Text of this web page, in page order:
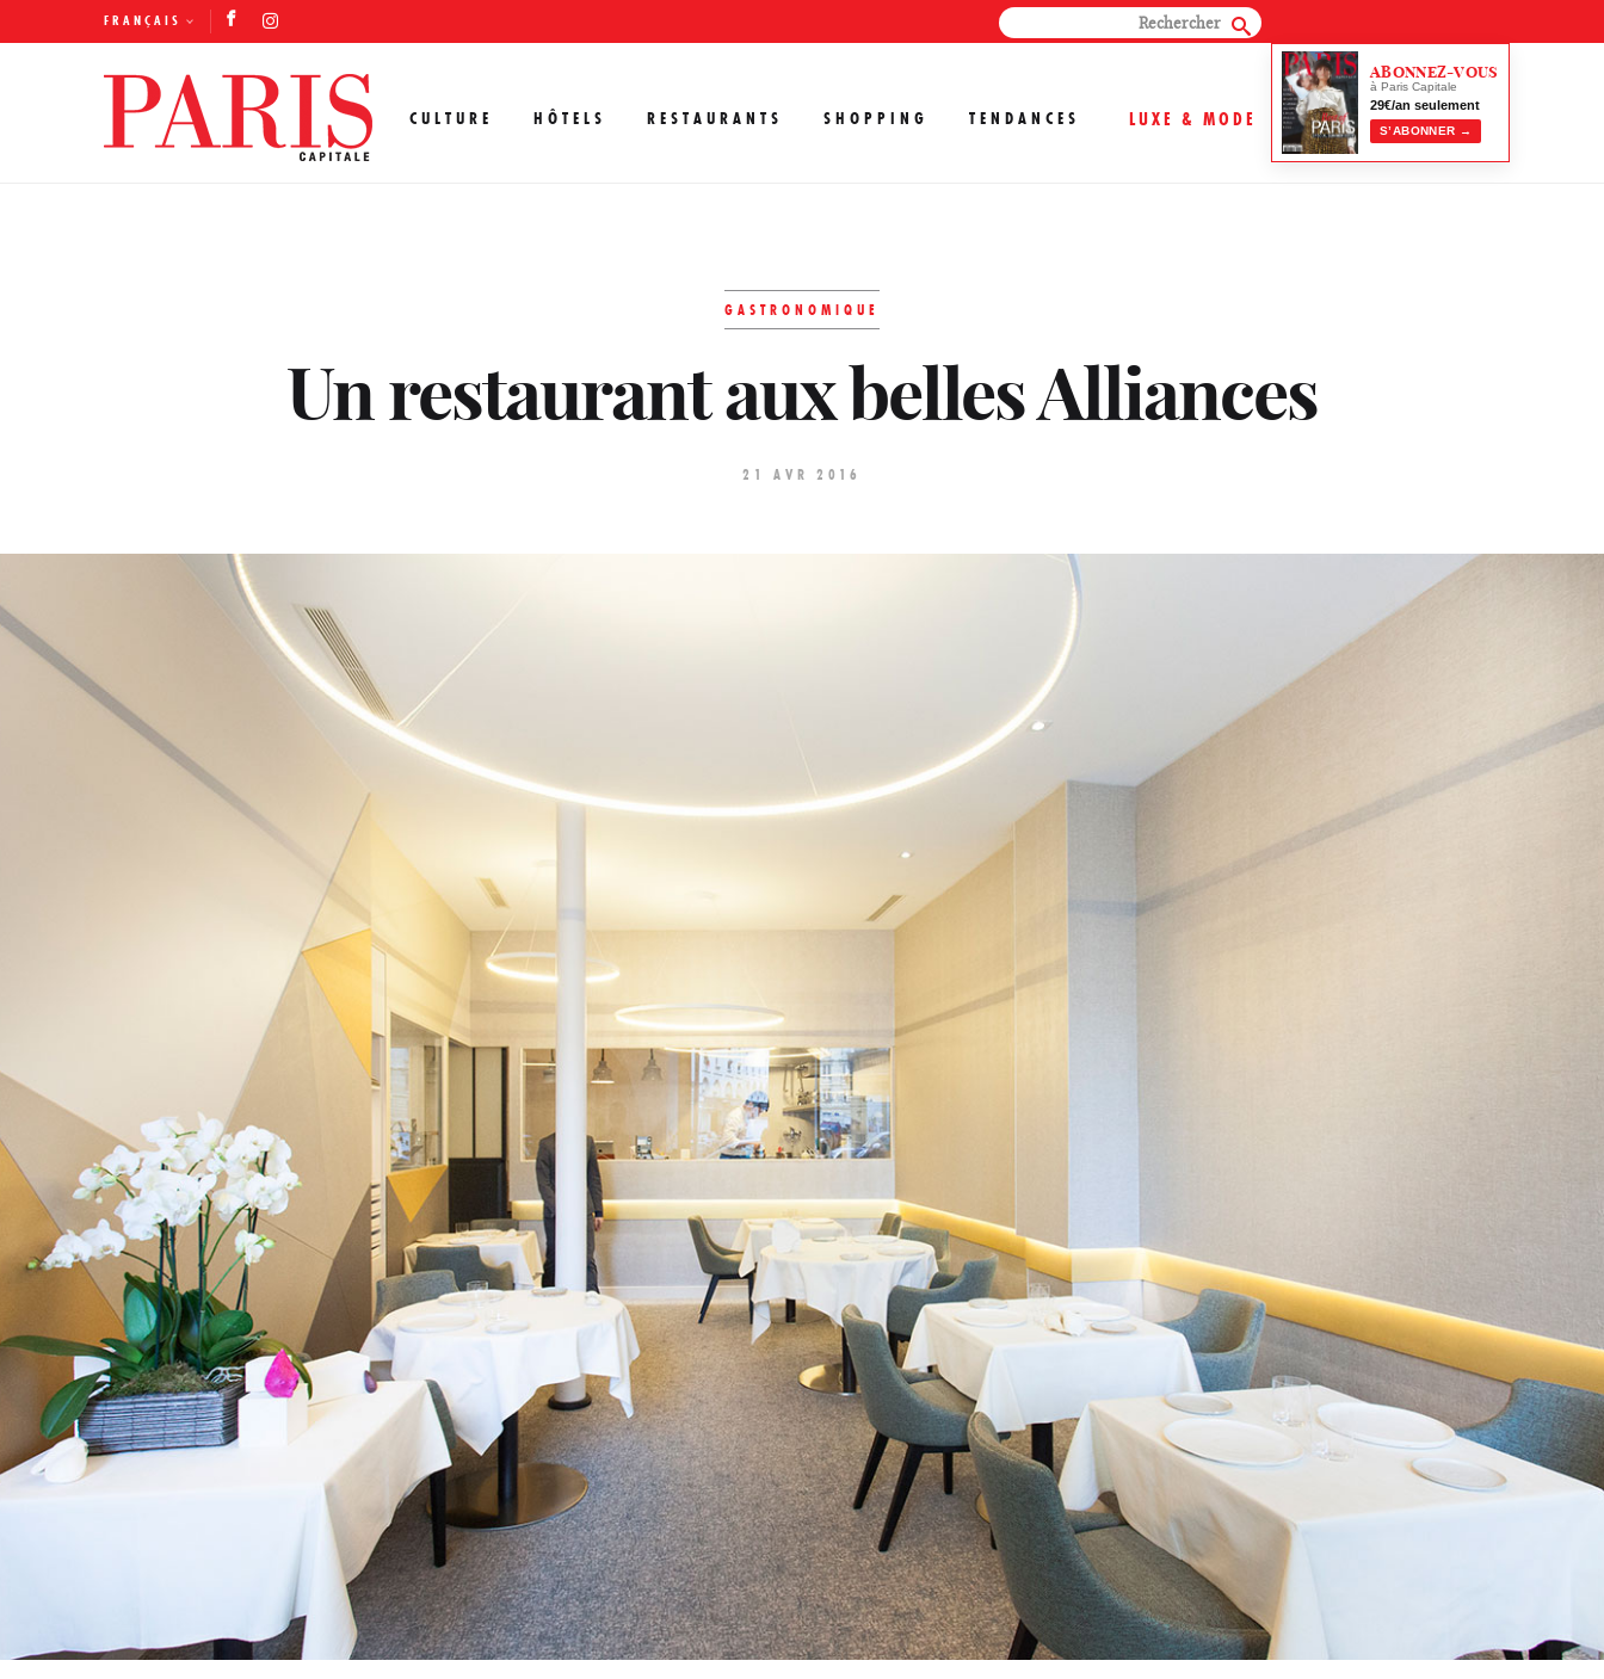
FRANÇAIS
CULTURE HÔTELS RESTAURANTS SHOPPING TENDANCES LUXE & MODE
ABONNEZ-VOUS
à Paris Capitale
29€/an seulement
S’ABONNER →
GASTRONOMIQUE
Un restaurant aux belles Alliances
21 AVR 2016